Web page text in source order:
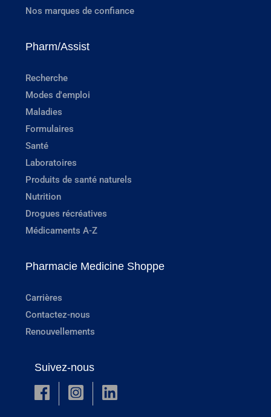
Nos marques de confiance
Pharm/Assist
Recherche
Modes d'emploi
Maladies
Formulaires
Santé
Laboratoires
Produits de santé naturels
Nutrition
Drogues récréatives
Médicaments A-Z
Pharmacie Medicine Shoppe
Carrières
Contactez-nous
Renouvellements
Suivez-nous